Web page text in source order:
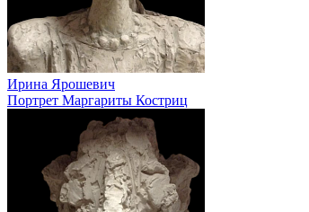
Ирина Ярошевич
Портрет Маргариты Костриц